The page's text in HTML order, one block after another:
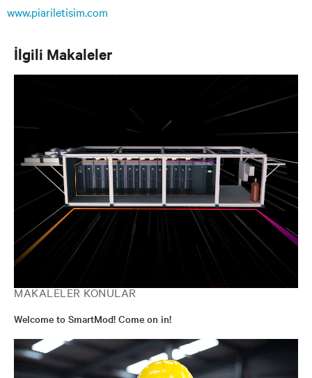
www.piariletisim.com
İlgili Makaleler
MAKALELER KONULAR
Welcome to SmartMod! Come on in!